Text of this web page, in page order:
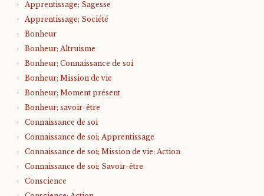
Apprentissage; Sagesse
Apprentissage; Société
Bonheur
Bonheur; Altruisme
Bonheur; Connaissance de soi
Bonheur; Mission de vie
Bonheur; Moment présent
Bonheur; savoir-être
Connaissance de soi
Connaissance de soi; Apprentissage
Connaissance de soi; Mission de vie; Action
Connaissance de soi; Savoir-être
Conscience